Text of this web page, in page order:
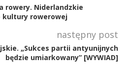
rowery. Niderlandzkie
kultury rowerowej
następny post
„Sukces partii antyunijnych
będzie umiarkowany” [WYWIAD]